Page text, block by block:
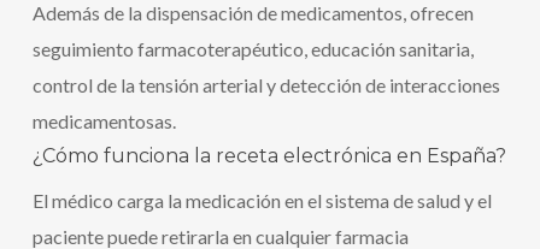
Además de la dispensación de medicamentos, ofrecen
seguimiento farmacoterapéutico, educación sanitaria,
control de la tensión arterial y detección de interacciones
medicamentosas.
¿Cómo funciona la receta electrónica en España?
El médico carga la medicación en el sistema de salud y el
paciente puede retirarla en cualquier farmacia